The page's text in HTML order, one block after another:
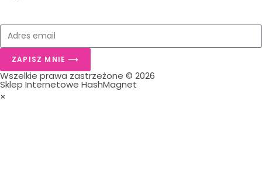
ZAPISZ MNIE ⟶
Wszelkie prawa zastrzeżone © 2026
Sklep Internetowe HashMagnet
×